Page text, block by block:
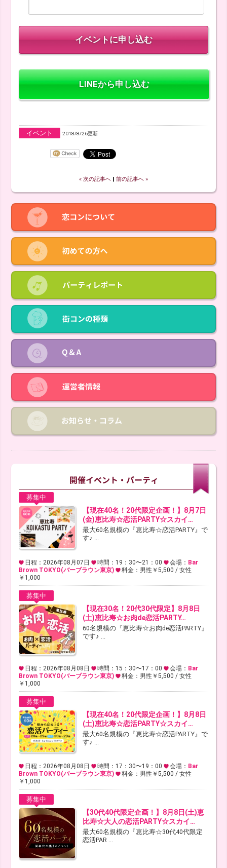
LINEから申し込む
イベント 2018/8/26更新
« 次の記事へ ‖ 前の記事へ »
募集中
【現在40名！20代限定企画！】8月7日
(金)恵比寿☆恋活PARTY☆スカイ…
最大60名規模の『恵比寿☆恋活PARTY』で
す♪ ...
日程：2026年08月07日 時間：19：30〜21：00 会場： Bar
Brown TOKYO(バーブラウン東京)
料金：男性￥5,500 / 女性
￥1,000
募集中
【現在30名！20代30代限定】8月8日
(土)恵比寿☆お肉de恋活PARTY…
60名規模の『恵比寿☆お肉de恋活PARTY』
です♪ ...
日程：2026年08月08日 時間：15：30〜17：00 会場： Bar
Brown TOKYO(バーブラウン東京)
料金：男性￥5,500 / 女性
￥1,000
募集中
【現在40名！20代限定企画！】8月8日
(土)恵比寿☆恋活PARTY☆スカイ…
最大60名規模の『恵比寿☆恋活PARTY』で
す♪ ...
日程：2026年08月08日 時間：17：30〜19：00 会場： Bar
Brown TOKYO(バーブラウン東京)
料金：男性￥5,500 / 女性
￥1,000
募集中
【30代40代限定企画！】8月8日(土)恵
比寿☆大人の恋活PARTY☆スカイ…
最大60名規模の『恵比寿☆30代40代限定
恋活PAR ...